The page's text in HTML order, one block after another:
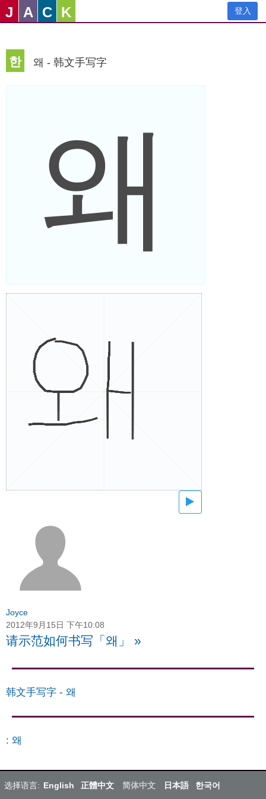
J A C K 登入
한 왜 - 韩文手写字
왜
Joyce
2012年9月15日 下午10:08
请示范如何书写「왜」 »
韩文手写字 - 왜
: 왜
选择语言: English 正體中文 简体中文 日本語 한국어